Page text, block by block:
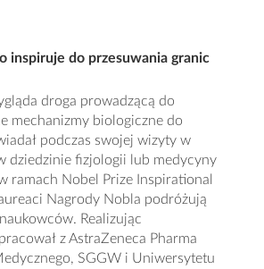
inspiruje do przesuwania granic
droga prowadzącą do
mechanizmy biologiczne do
podczas swojej wizyty w
dziedzinie fizjologii lub medycyny
ramach Nobel Prize Inspirational
Nagrody Nobla podróżują
Realizując
z AstraZeneca Pharma
SGGW i Uniwersytetu